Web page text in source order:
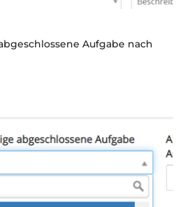
Aufgabe nach